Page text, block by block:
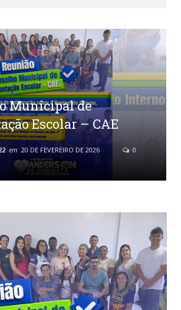
Municipal de
Escolar – CAE
em 20 DE FEVEREIRO DE 2026
0